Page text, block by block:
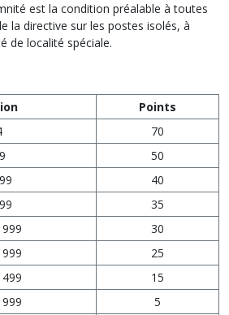
est la condition préalable à toutes
la directive sur les postes isolés, à
de localité spéciale.
Points
70
50
40
35
30
25
15
5